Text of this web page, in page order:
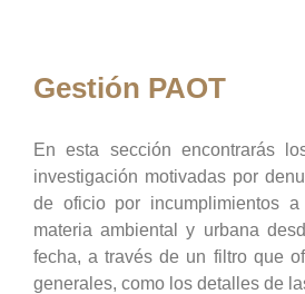
Gestión PAOT
En esta sección encontrarás
investigación motivadas por
de oficio por incumplimientos
materia ambiental y urbana
fecha, a través de un filtro que
generales, como los detalles de